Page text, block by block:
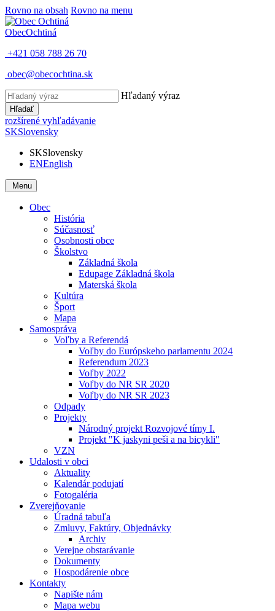
Rovno na obsah Rovno na menu
ObecOchtiná
+421 058 788 26 70
obec@obecochtina.sk
Hľadaný výraz
Hľadať
rozšírené vyhľadávanie
SKSlovensky
SKSlovensky
ENEnglish
Menu
Obec
História
Súčasnosť
Osobnosti obce
Školstvo
Základná škola
Edupage Základná škola
Materská škola
Kultúra
Šport
Mapa
Samospráva
Voľby a Referendá
Voľby do Európskeho parlamentu 2024
Referendum 2023
Voľby 2022
Voľby do NR SR 2020
Voľby do NR SR 2023
Odpady
Projekty
Národný projekt Rozvojové tímy I.
Projekt "K jaskyni peši a na bicykli"
VZN
Udalosti v obci
Aktuality
Kalendár podujatí
Fotogaléria
Zverejňovanie
Úradná tabuľa
Zmluvy, Faktúry, Objednávky
Archiv
Verejne obstarávanie
Dokumenty
Hospodárenie obce
Kontakty
Napište nám
Mapa webu